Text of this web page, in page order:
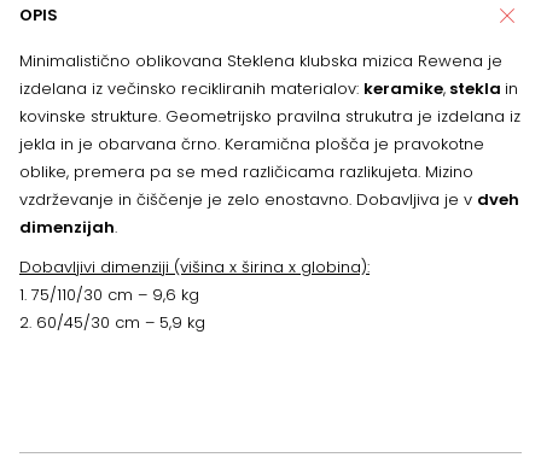
OPIS
Minimalistično oblikovana Steklena klubska mizica Rewena je
izdelana iz večinsko recikliranih materialov: keramike, stekla in
kovinske strukture. Geometrijsko pravilna strukutra je izdelana iz
jekla in je obarvana črno. Keramična plošča je pravokotne
oblike, premera pa se med različicama razlikujeta. Mizino
vzdrževanje in čiščenje je zelo enostavno. Dobavljiva je v dveh
dimenzijah.
Dobavljivi dimenziji (višina x širina x globina):
1. 75/110/30 cm – 9,6 kg
2. 60/45/30 cm – 5,9 kg